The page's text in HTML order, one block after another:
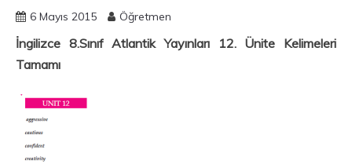
6 Mayıs 2015 Öğretmen
İngilizce 8.Sınıf Atlantik Yayınları 12. Ünite Kelimeleri
Tamamı